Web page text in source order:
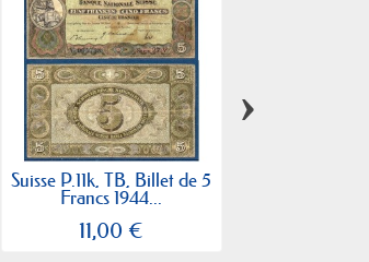
Suisse P.11k, TB, Billet de 5
Francs 1944...
11,00 €
›